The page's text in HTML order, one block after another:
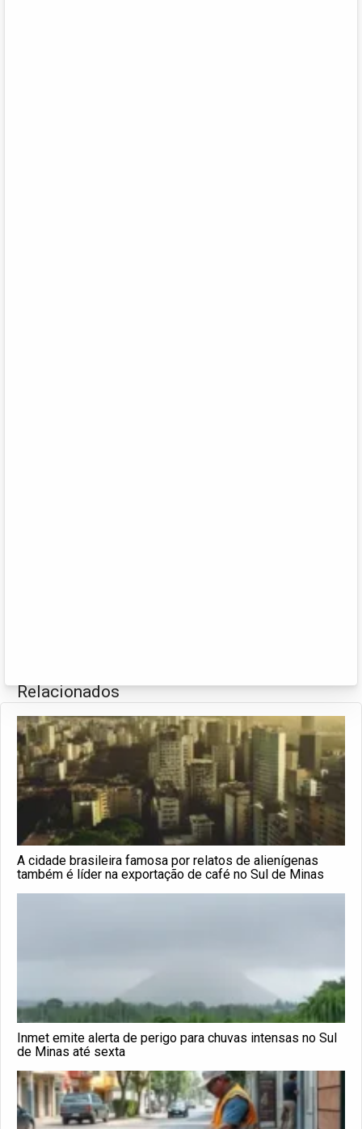
Relacionados
A cidade brasileira famosa por relatos de alienígenas
também é líder na exportação de café no Sul de Minas
Inmet emite alerta de perigo para chuvas intensas no Sul
de Minas até sexta